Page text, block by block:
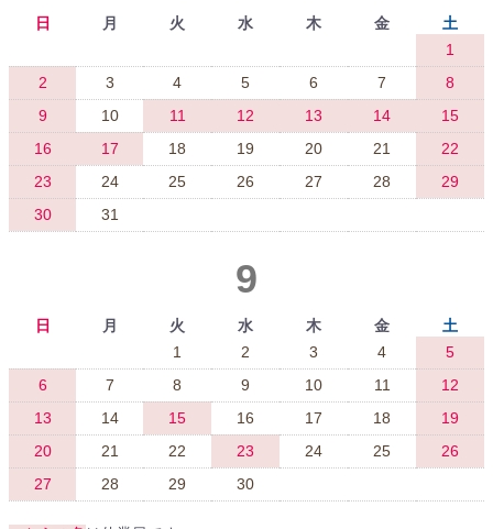
日 月 火 水 木 金
土
1
2
3 4 5 6 7
8
9
10 11 12 13 14
15
16
17 18 19 20 21
22
23
24 25 26 27 28
29
30
31
9
日 月 火 水 木 金
土
1
2 3 4
5
6
7 8 9 10 11
12
13
14 15 16 17 18
19
20
21 22 23 24 25
26
27
28 29 30